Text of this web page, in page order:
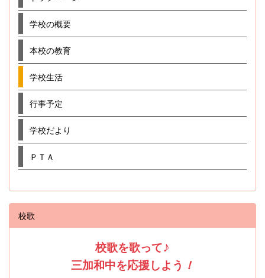
学校の概要
本校の教育
学校生活
行事予定
学校だより
ＰＴＡ
校歌
校歌を歌って♪
三加和中を応援しよう ！